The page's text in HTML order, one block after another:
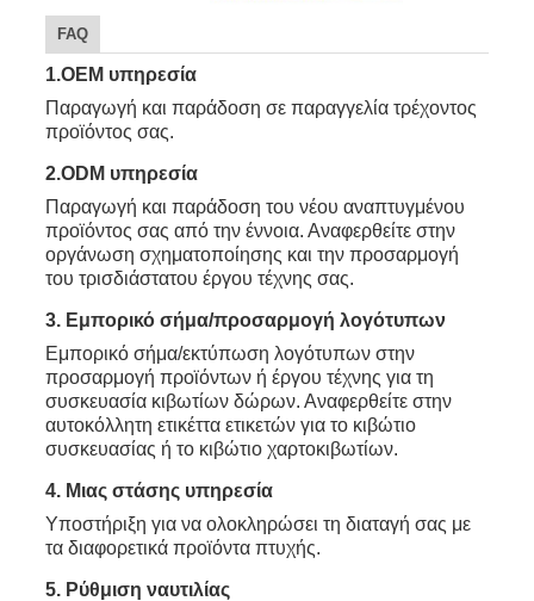
FAQ
1.OEM υπηρεσία
Παραγωγή και παράδοση σε παραγγελία τρέχοντος
προϊόντος σας.
2.ODM υπηρεσία
Παραγωγή και παράδοση του νέου αναπτυγμένου
προϊόντος σας από την έννοια. Αναφερθείτε στην
οργάνωση σχηματοποίησης και την προσαρμογή
του τρισδιάστατου έργου τέχνης σας.
3. Εμπορικό σήμα/προσαρμογή λογότυπων
Εμπορικό σήμα/εκτύπωση λογότυπων στην
προσαρμογή προϊόντων ή έργου τέχνης για τη
συσκευασία κιβωτίων δώρων. Αναφερθείτε στην
αυτοκόλλητη ετικέττα ετικετών για το κιβώτιο
συσκευασίας ή το κιβώτιο χαρτοκιβωτίων.
4. Μιας στάσης υπηρεσία
Υποστήριξη για να ολοκληρώσει τη διαταγή σας με
τα διαφορετικά προϊόντα πτυχής.
5. Ρύθμιση ναυτιλίας